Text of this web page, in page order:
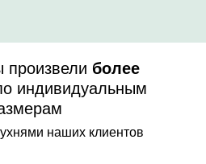
более
индивидуальным
наших клиентов